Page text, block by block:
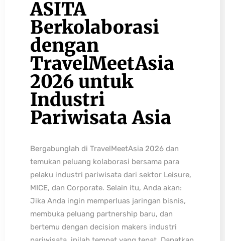
ASITA
Berkolaborasi
dengan
TravelMeetAsia
2026 untuk
Industri
Pariwisata Asia
Bergabunglah di TravelMeetAsia 2026 dan
temukan peluang kolaborasi bersama para
pelaku industri pariwisata dari sektor Leisure,
MICE, dan Corporate. Selain itu, Anda akan:
Jika Anda ingin memperluas jaringan bisnis,
membuka peluang partnership baru, dan
bertemu dengan decision makers industri